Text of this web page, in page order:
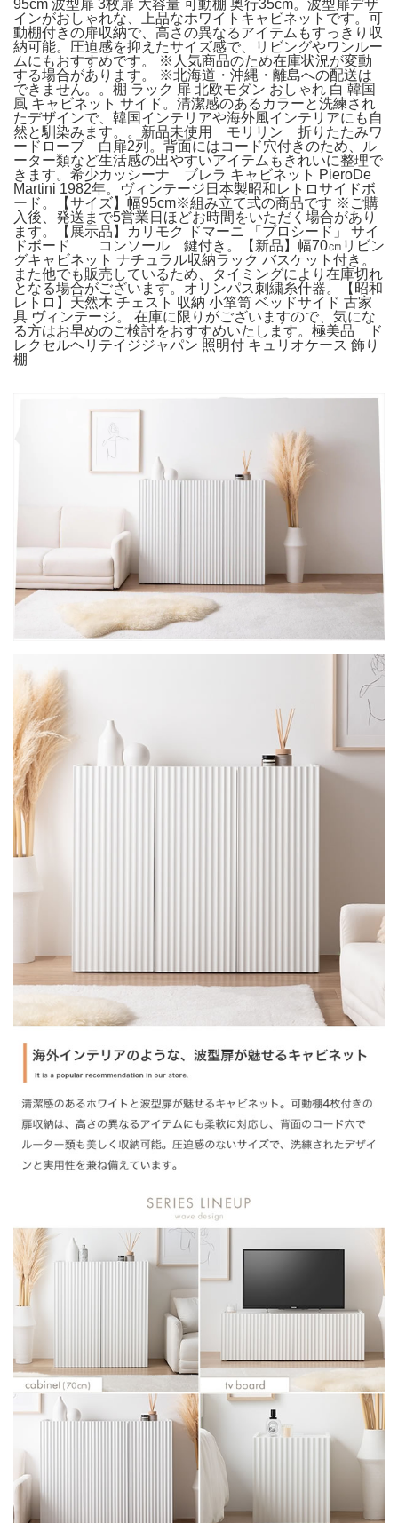
95cm 波型扉 3枚扉 大容量 可動棚 奥行35cm。波型扉デザ
インがおしゃれな、上品なホワイトキャビネットです。可
動棚付きの扉収納で、高さの異なるアイテムもすっきり収
納可能。圧迫感を抑えたサイズ感で、リビングやワンルー
ムにもおすすめです。 ※人気商品のため在庫状況が変動
する場合があります。 ※北海道・沖縄・離島への配送は
できません。。棚 ラック 扉 北欧モダン おしゃれ 白 韓国
風 キャビネット サイド。清潔感のあるカラーと洗練され
たデザインで、韓国インテリアや海外風インテリアにも自
然と馴染みます。。新品未使用 モリリン 折りたたみワ
ードローブ 白扉2列。背面にはコード穴付きのため、ル
ーター類など生活感の出やすいアイテムもきれいに整理で
きます。希少カッシーナ ブレラ キャビネット PieroDe
Martini 1982年。ヴィンテージ日本製昭和レトロサイドボ
ード。【サイズ】幅95cm※組み立て式の商品です ※ご購
入後、発送まで5営業日ほどお時間をいただく場合があり
ます。【展示品】カリモク ドマーニ 「プロシード」 サイ
ドボード コンソール 鍵付き。【新品】幅70㎝リビン
グキャビネット ナチュラル収納ラック バスケット付き。
また他でも販売しているため、タイミングにより在庫切れ
となる場合がございます。オリンパス刺繍糸什器。【昭和
レトロ】天然木 チェスト 収納 小箪笥 ベッドサイド 古家
具 ヴィンテージ。 在庫に限りがございますので、気にな
る方はお早めのご検討をおすすめいたします。極美品 ド
レクセルヘリテイジジャパン 照明付 キュリオケース 飾り
棚